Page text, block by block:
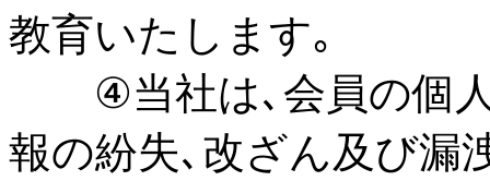
教育いたします｡
④当社は､会員の個人
報の紛失､改ざん及び漏